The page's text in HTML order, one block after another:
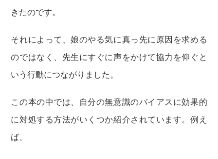
きたのです。
それによって、娘のやる気に真っ先に原因を求める
のではなく、先生にすぐに声をかけて協力を仰ぐと
いう行動につながりました。
この本の中では、自分の無意識のバイアスに効果的
に対処する方法がいくつか紹介されています。例え
ば、